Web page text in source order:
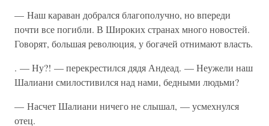
— Наш караван добрался благополучно, но впереди
почти все погибли. В Широких странах много новостей.
Говорят, большая революция, у богачей отнимают власть.
. — Ну?! — перекрестился дядя Андеад. — Неужели наш
Шалиани смилостивился над нами, бедными людьми?
— Насчет Шалиани ничего не слышал, — усмехнулся
отец.